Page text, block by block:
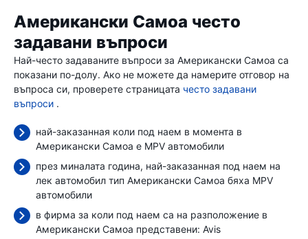
Американски Самоа често
задавани въпроси
Най-често задаваните въпроси за Американски Самоа са
показани по-долу. Ако не можете да намерите отговор на
въпроса си, проверете страницата често задавани
въпроси .
най-заказанная коли под наем в момента в
Американски Самоа е MPV автомобили
през миналата година, най-заказанная под наем на
лек автомобил тип Американски Самоа бяха MPV
автомобили
в фирма за коли под наем са на разположение в
Американски Самоа представени: Avis